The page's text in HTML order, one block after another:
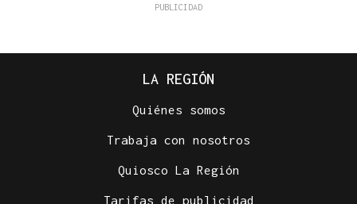
LA REGIÓN
Quiénes somos
Trabaja con nosotros
Quiosco La Región
Tarifas de publicidad